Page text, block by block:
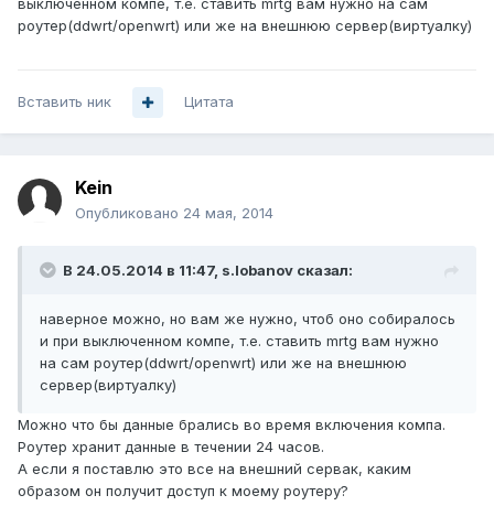
выключенном компе, т.е. ставить mrtg вам нужно на сам
роутер(ddwrt/openwrt) или же на внешнюю сервер(виртуалку)
Вставить ник Цитата
Kein
Опубликовано 24 мая, 2014
В 24.05.2014 в 11:47, s.lobanov сказал:
наверное можно, но вам же нужно, чтоб оно собиралось
и при выключенном компе, т.е. ставить mrtg вам нужно
на сам роутер(ddwrt/openwrt) или же на внешнюю
сервер(виртуалку)
Можно что бы данные брались во время включения компа.
Роутер хранит данные в течении 24 часов.
А если я поставлю это все на внешний сервак, каким
образом он получит доступ к моему роутеру?